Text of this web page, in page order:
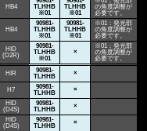
HB4
TLHHB
※01
TLHHB
※01
の角度調整が
必要です。
HB4
90981-
TLHHB
※01
90981-
TLHHB
※01
※01：発光部
の角度調整が
必要です。
HID
(D2R)
90981-
TLHHB
※01
×
※01：発光部
の角度調整が
必要です。
HIR
90981-
TLHHB
×
H7
90981-
TLHHB
×
HID
(D4S)
90981-
TLHHB
×
HID
(D4S)
90981-
TLHHB
×